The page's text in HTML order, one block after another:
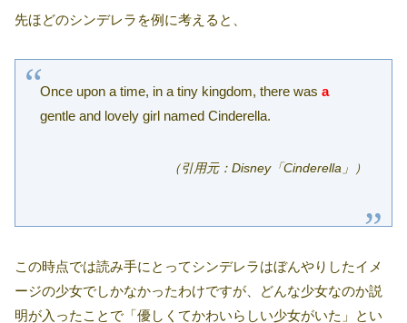
先ほどのシンデレラを例に考えると、
Once upon a time, in a tiny kingdom, there was a
gentle and lovely girl named Cinderella.
（引用元：Disney「Cinderella」）
この時点では読み手にとってシンデレラはぼんやりしたイメ
ージの少女でしかなかったわけですが、どんな少女なのか説
明が入ったことで「優しくてかわいらしい少女がいた」とい